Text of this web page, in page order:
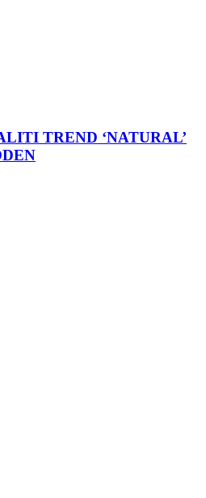
TREND ‘NATURAL’